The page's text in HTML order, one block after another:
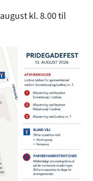
kl. 8.00 til